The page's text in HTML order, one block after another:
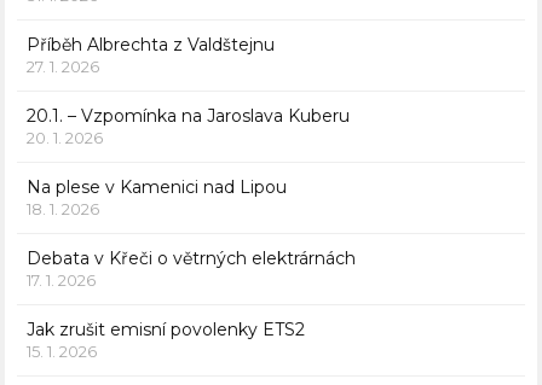
Příběh Albrechta z Valdštejnu
27. 1. 2026
20.1. – Vzpomínka na Jaroslava Kuberu
20. 1. 2026
Na plese v Kamenici nad Lipou
18. 1. 2026
Debata v Křeči o větrných elektrárnách
17. 1. 2026
Jak zrušit emisní povolenky ETS2
15. 1. 2026